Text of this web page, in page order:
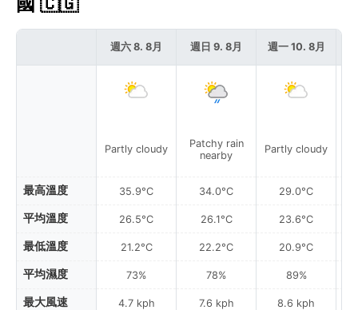
最高溫度
平均溫度
最低溫度
平均濕度
最大風速
週六 8. 8月
Partly cloudy
35.9°C
26.5°C
21.2°C
73%
4.7 kph
週日 9. 8月
Patchy rain
nearby
34.0°C
26.1°C
22.2°C
78%
7.6 kph
週一 10. 8月
Partly cloudy
29.0°C
23.6°C
20.9°C
89%
8.6 kph